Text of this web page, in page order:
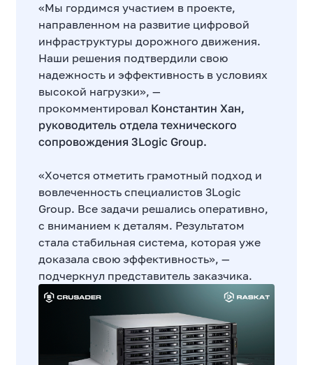
«Мы гордимся участием в проекте,
направленном на развитие цифровой
инфраструктуры дорожного движения.
Наши решения подтвердили свою
надежность и эффективность в условиях
высокой нагрузки», —
прокомментировал Константин Хан,
руководитель отдела технического
сопровождения 3Logic Group.
«Хочется отметить грамотный подход и
вовлеченность специалистов 3Logic
Group. Все задачи решались оперативно,
с вниманием к деталям. Результатом
стала стабильная система, которая уже
доказала свою эффективность», —
подчеркнул представитель заказчика.